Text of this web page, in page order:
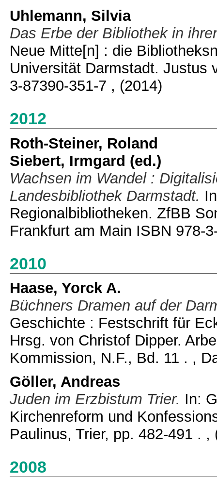
Uhlemann, Silvia
Das Erbe der Bibliothek in
Neue Mitte[n] : die
Universität Darmstadt. Justus
3-87390-351-7 , (2014)
2012
Roth-Steiner, Roland
Siebert, Irmgard (ed.)
Wachsen im Wandel :
Landesbibliothek Darmstadt.
Regionalbibliotheken. ZfBB
Frankfurt am Main ISBN 978-
2010
Haase, Yorck A.
Büchners Dramen auf der
Geschichte : Festschrift für
Hrsg. von Christof Dipper.
Kommission, N.F., Bd. 11 . ,
Göller, Andreas
Juden im Erzbistum Trier. In:
Kirchenreform und
Paulinus, Trier, pp. 482-491 . ,
2008